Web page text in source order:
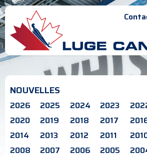
NOUVELLES
2026 2025 2024 2023
2020
2019 2018 2017
2014
2013 2012 2011
2008
2007 2006 2005